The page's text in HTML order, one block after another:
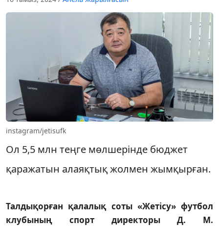
instagram/jetisufk
Ол 5,5 млн теңге мөлшерінде бюджет
қаражатын алаяқтық жолмен жымқырған.
Талдықорған қалалық соты «Жетісу» футбол
клубының спорт директоры Д. М.